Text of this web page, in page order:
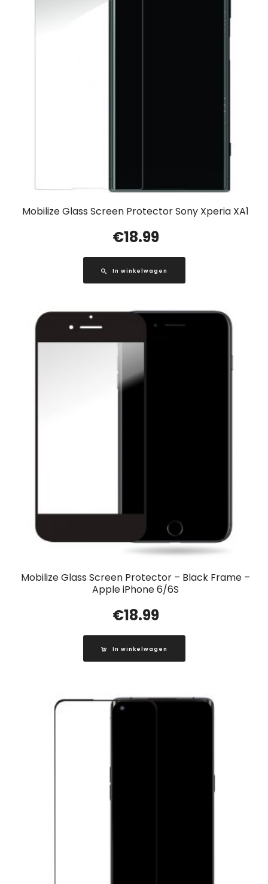
Mobilize Glass Screen Protector Sony Xperia XA1
€18.99
In winkelwagen
Mobilize Glass Screen Protector – Black Frame –
Apple iPhone 6/6S
€18.99
In winkelwagen